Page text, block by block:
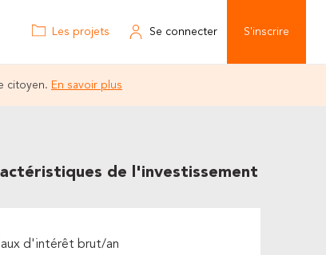
S'inscrire
Les projets Se connecter
citoyen. En savoir plus
de l'investissement
d'intérêt brut/an